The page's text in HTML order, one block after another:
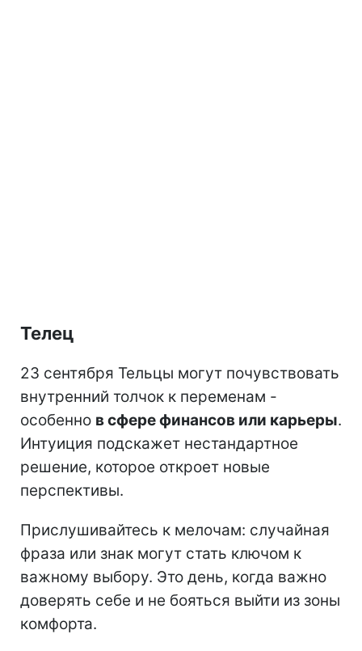
Телец
23 сентября Тельцы могут почувствовать
внутренний толчок к переменам -
особенно в сфере финансов или карьеры.
Интуиция подскажет нестандартное
решение, которое откроет новые
перспективы.
Прислушивайтесь к мелочам: случайная
фраза или знак могут стать ключом к
важному выбору. Это день, когда важно
доверять себе и не бояться выйти из зоны
комфорта.